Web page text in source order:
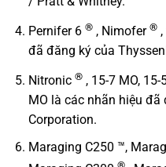
Pernifer 6 ®, Nimofer ®,
đã đăng ký của
Nitronic ®, 15-7 MO, 15-
MO là các nhãn hiệu đã
Corporation.
Maraging C250 ™,